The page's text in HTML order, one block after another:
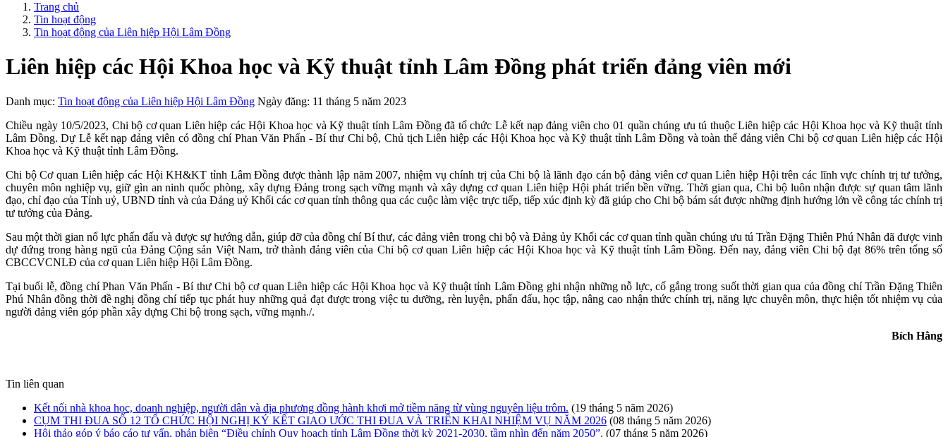
Trang chủ
Tin hoạt động
Tin hoạt động của Liên hiệp Hội Lâm Đồng
Liên hiệp các Hội Khoa học và Kỹ thuật tỉnh Lâm Đồng phát triển đảng viên mới
Danh mục: Tin hoạt động của Liên hiệp Hội Lâm Đồng Ngày đăng: 11 tháng 5 năm 2023
Chiều ngày 10/5/2023, Chi bộ cơ quan Liên hiệp các Hội Khoa học và Kỹ thuật tỉnh Lâm Đồng đã tổ chức Lễ kết nạp đảng viên cho 01 quần chúng ưu tú thuộc Liên hiệp các Hội Khoa học và Kỹ thuật tỉnh
Lâm Đồng. Dự Lễ kết nạp đảng viên có đồng chí Phan Văn Phấn - Bí thư Chi bộ, Chủ tịch Liên hiệp các Hội Khoa học và Kỹ thuật tỉnh Lâm Đồng và toàn thể đảng viên Chi bộ cơ quan Liên hiệp các Hội
Khoa học và Kỹ thuật tỉnh Lâm Đồng.
Chi bộ Cơ quan Liên hiệp các Hội KH&KT tỉnh Lâm Đồng được thành lập năm 2007, nhiệm vụ chính trị của Chi bộ là lãnh đạo cán bộ đảng viên cơ quan Liên hiệp Hội trên các lĩnh vực chính trị tư tưởng,
chuyên môn nghiệp vụ, giữ gìn an ninh quốc phòng, xây dựng Đảng trong sạch vững mạnh và xây dựng cơ quan Liên hiệp Hội phát triển bền vững. Thời gian qua, Chi bộ luôn nhận được sự quan tâm lãnh
đạo, chỉ đạo của Tỉnh uỷ, UBND tỉnh và của Đảng uỷ Khối các cơ quan tỉnh thông qua các cuộc làm việc trực tiếp, tiếp xúc định kỳ đã giúp cho Chi bộ bám sát được những định hướng lớn về công tác chính trị
tư tưởng của Đảng.
Sau một thời gian nổ lực phấn đấu và được sự hướng dẫn, giúp đỡ của đồng chí Bí thư, các đảng viên trong chi bộ và Đảng ủy Khối các cơ quan tỉnh quần chúng ưu tú Trần Đặng Thiên Phú Nhân đã được vinh
dự đứng trong hàng ngũ của Đảng Cộng sản Việt Nam, trở thành đảng viên của Chi bộ cơ quan Liên hiệp các Hội Khoa học và Kỹ thuật tỉnh Lâm Đồng. Đến nay, đảng viên Chi bộ đạt 86% trên tổng số
CBCCVCNLĐ của cơ quan Liên hiệp Hội Lâm Đồng.
Tại buổi lễ, đồng chí Phan Văn Phấn - Bí thư Chi bộ cơ quan Liên hiệp các Hội Khoa học và Kỹ thuật tỉnh Lâm Đồng ghi nhận những nỗ lực, cố gắng trong suốt thời gian qua của đồng chí Trần Đặng Thiên
Phú Nhân đồng thời đề nghị đồng chí tiếp tục phát huy những quả đạt được trong việc tu dưỡng, rèn luyện, phấn đấu, học tập, nâng cao nhận thức chính trị, năng lực chuyên môn, thực hiện tốt nhiệm vụ của
người đảng viên góp phần xây dựng Chi bộ trong sạch, vững mạnh./.
Bích Hằng
Tin liên quan
Kết nối nhà khoa học, doanh nghiệp, người dân và địa phương đồng hành khơi mở tiềm năng từ vùng nguyên liệu trôm. (19 tháng 5 năm 2026)
CỤM THI ĐUA SỐ 12 TỔ CHỨC HỘI NGHỊ KÝ KẾT GIAO ƯỚC THI ĐUA VÀ TRIỂN KHAI NHIỆM VỤ NĂM 2026 (08 tháng 5 năm 2026)
Hội thảo góp ý báo cáo tư vấn, phản biện “Điều chỉnh Quy hoạch tỉnh Lâm Đồng thời kỳ 2021-2030, tầm nhìn đến năm 2050”. (07 tháng 5 năm 2026)